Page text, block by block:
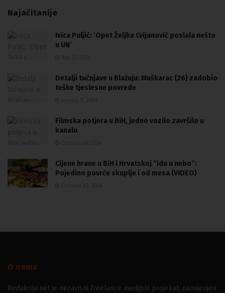
Najačitanije
Ivica Puljić: ‘Opet Željka Cvijanović poslala nešto
u UN’
Detalji tučnjave u Blažuju: Muškarac (26) zadobio
teške tjeslesne povrede
Filmska potjera u BiH, jedno vozilo završilo u
kanalu
Cijene hrane u BiH i Hrvatskoj “idu u nebo”:
Pojedino povrće skuplje i od mesa (VIDEO)
O nama
Redakcija.net je nezavisni freelance medijski projekat, namijenjen